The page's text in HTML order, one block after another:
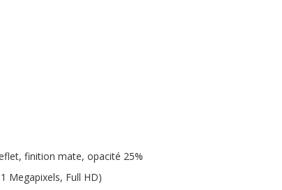
finition mate, opacité 25%
Megapixels, Full HD)